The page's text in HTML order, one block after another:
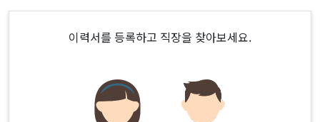
이력서를 등록하고 직장을 찾아보세요.